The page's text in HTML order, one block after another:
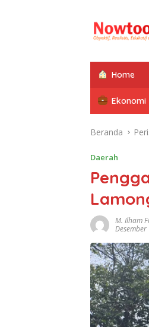
Home
Ekonomi
Beranda
Daerah
M. Ilham
Desember